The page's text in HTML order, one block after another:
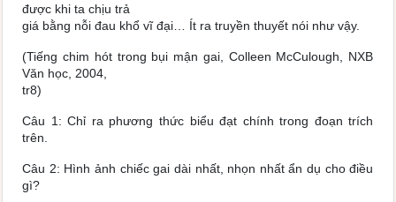
được khi ta chịu trả
giá bằng nỗi đau khổ vĩ đại… Ít ra truyền thuyết nói như vậy.
(Tiếng chim hót trong bụi mận gai, Colleen McCulough, NXB
Văn học, 2004,
tr8)
Câu 1: Chỉ ra phương thức biểu đạt chính trong đoạn trích
trên.
Câu 2: Hình ảnh chiếc gai dài nhất, nhọn nhất ẩn dụ cho điều
gì?